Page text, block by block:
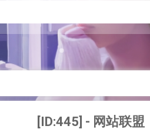
[ID:445] - 网站联盟